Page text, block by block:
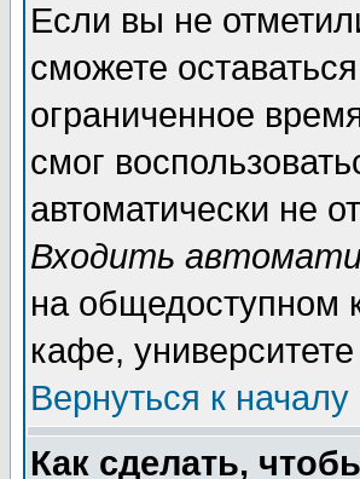
Если вы не
сможете
ограниченное
смог
автоматически не
Входить
на общедоступном
кафе, университете
Вернуться к началу
Как сделать,